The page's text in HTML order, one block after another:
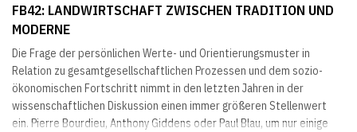
FB42: LANDWIRTSCHAFT ZWISCHEN TRADITION UND
MODERNE
Die Frage der persönlichen Werte- und Orientierungsmuster in
Relation zu gesamtgesellschaft­lichen Prozessen und dem sozio-
ökonomischen Fortschritt nimmt in den letzten Jahren in der
wissenschaftlichen Diskussion einen immer größeren Stellenwert
ein. Pierre Bourdieu, Anthony Giddens oder Paul Blau, um nur einige